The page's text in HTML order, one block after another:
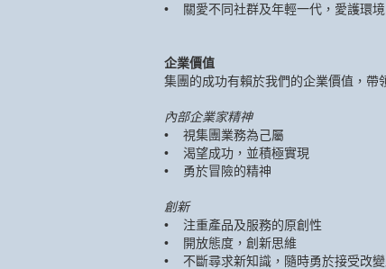
• 關愛不同社群及年輕一代，愛護環境
企業價值
集團的成功有賴於我們的企業價值，帶
內部企業家精神
• 視集團業務為己屬
• 渴望成功，並積極實現
• 勇於冒險的精神
創新
• 注重產品及服務的原創性
• 開放態度，創新思維
• 不斷尋求新知識，隨時勇於接受改